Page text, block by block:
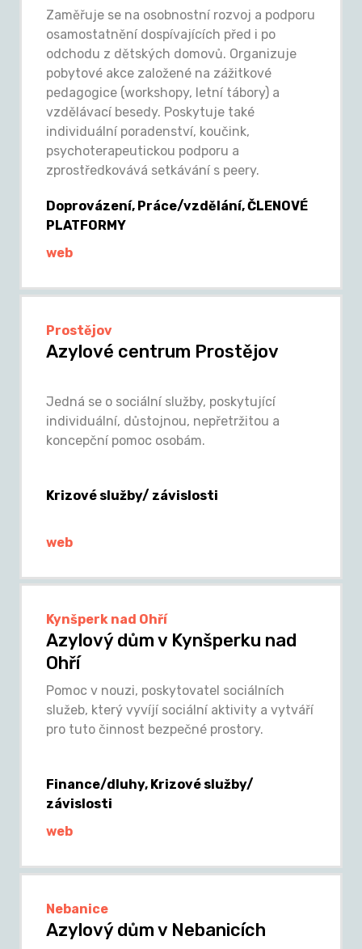
Zaměřuje se na osobnostní rozvoj a podporu
osamostatnění dospívajících před i po
odchodu z dětských domovů. Organizuje
pobytové akce založené na zážitkové
pedagogice (workshopy, letní tábory) a
vzdělávací besedy. Poskytuje také
individuální poradenství, koučink,
psychoterapeutickou podporu a
zprostředkovává setkávání s peery.
Doprovázení, Práce/vzdělání, ČLENOVÉ
PLATFORMY
web
Prostějov
Azylové centrum Prostějov
Jedná se o sociální služby, poskytující
individuální, důstojnou, nepřetržitou a
koncepční pomoc osobám.
Krizové služby/ závislosti
web
Kynšperk nad Ohří
Azylový dům v Kynšperku nad
Ohří
Pomoc v nouzi, poskytovatel sociálních
služeb, který vyvíjí sociální aktivity a vytváří
pro tuto činnost bezpečné prostory.
Finance/dluhy, Krizové služby/
závislosti
web
Nebanice
Azylový dům v Nebanicích